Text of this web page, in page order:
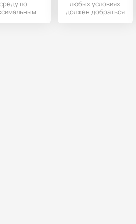
среду по
любых условиях
должен добраться